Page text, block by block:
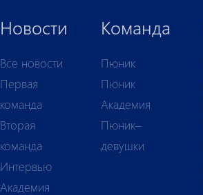
Новости
Все новости
Первая
команда
Вторая
команда
Интервью
Академия
Команда
Пюник
Пюник
Академия
Пюник–
девушки